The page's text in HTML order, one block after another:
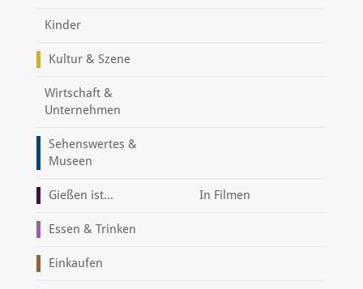
Kinder
Kultur & Szene
Wirtschaft &
Unternehmen
Sehenswertes &
Museen
Gießen ist... In Filmen
Essen & Trinken
Einkaufen